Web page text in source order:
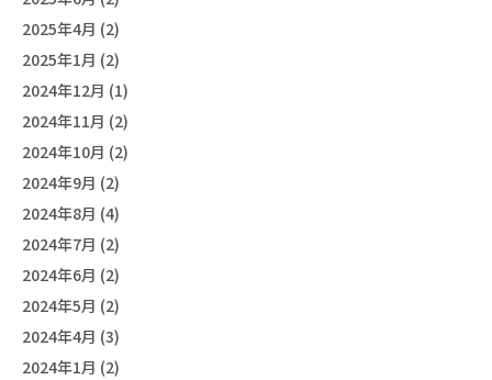
2025年4月 (2)
2025年1月 (2)
2024年12月 (1)
2024年11月 (2)
2024年10月 (2)
2024年9月 (2)
2024年8月 (4)
2024年7月 (2)
2024年6月 (2)
2024年5月 (2)
2024年4月 (3)
2024年1月 (2)